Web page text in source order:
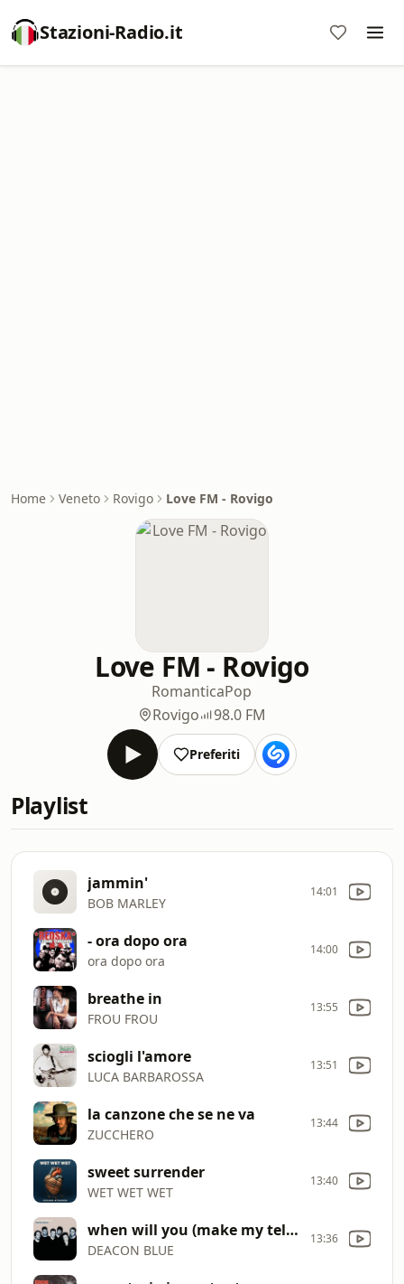
Stazioni-Radio.it
Home Veneto Rovigo Love FM - Rovigo
Love FM - Rovigo
RomanticaPop
Rovigo
98.0 FM
Preferiti
Playlist
jammin'
BOB MARLEY
14:01
- ora dopo ora
ora dopo ora
14:00
breathe in
FROU FROU
13:55
sciogli l'amore
LUCA BARBAROSSA
13:51
la canzone che se ne va
ZUCCHERO
13:44
sweet surrender
WET WET WET
13:40
when will you (make my telephone ring)
DEACON BLUE
13:36